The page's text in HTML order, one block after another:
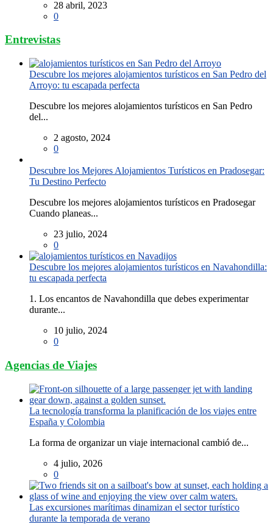
28 abril, 2023
0
Entrevistas
Descubre los mejores alojamientos turísticos en San Pedro del
Arroyo: tu escapada perfecta
Descubre los mejores alojamientos turísticos en San Pedro
del...
2 agosto, 2024
0
Descubre los Mejores Alojamientos Turísticos en Pradosegar:
Tu Destino Perfecto
Descubre los mejores alojamientos turísticos en Pradosegar
Cuando planeas...
23 julio, 2024
0
Descubre los mejores alojamientos turísticos en Navahondilla:
tu escapada perfecta
1. Los encantos de Navahondilla que debes experimentar
durante...
10 julio, 2024
0
Agencias de Viajes
La tecnología transforma la planificación de los viajes entre
España y Colombia
La forma de organizar un viaje internacional cambió de...
4 julio, 2026
0
Las excursiones marítimas dinamizan el sector turístico
durante la temporada de verano